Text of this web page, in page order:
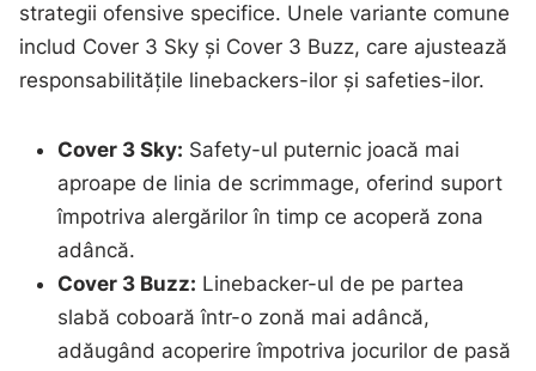
strategii ofensive specifice. Unele variante comune
includ Cover 3 Sky și Cover 3 Buzz, care ajustează
responsabilitățile linebackers-ilor și safeties-ilor.
Cover 3 Sky: Safety-ul puternic joacă mai
aproape de linia de scrimmage, oferind suport
împotriva alergărilor în timp ce acoperă zona
adâncă.
Cover 3 Buzz: Linebacker-ul de pe partea
slabă coboară într-o zonă mai adâncă,
adăugând acoperire împotriva jocurilor de pasă